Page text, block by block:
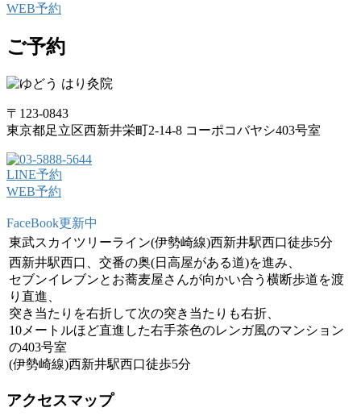
WEB予約
ご予約
〒123-0843
東京都足立区西新井栄町2-14-8 コーポコバヤシ403号室
LINE予約
WEB予約
FaceBook更新中
東武スカイツリーライン(伊勢崎線)西新井駅西口徒歩5分
西新井駅西口、交番の奥(日高屋がある道)を進み、
セブンイレブンとお蕎麦屋さんが向かい合う横断歩道を渡
り直進、
突き当たりを右折して次の突き当たりも右折、
10メートルほど直進した右手茶色のレンガ風のマンション
の403号室
(伊勢崎線)西新井駅西口徒歩5分
アクセスマップ